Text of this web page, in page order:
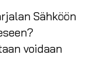
Sähköön
voidaan